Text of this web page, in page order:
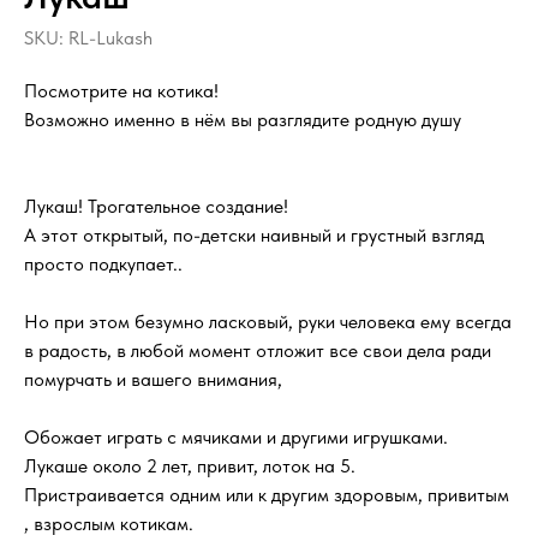
SKU: RL-Lukash
Посмотрите на котика!
Возможно именно в нём вы разглядите родную душу
Лукаш! Трогательное создание!
А этот открытый, по-детски наивный и грустный взгляд
просто подкупает..
Но при этом безумно ласковый, руки человека ему всегда
в радость, в любой момент отложит все свои дела ради
помурчать и вашего внимания,
Обожает играть с мячиками и другими игрушками.
Лукаше около 2 лет, привит, лоток на 5.
Пристраивается одним или к другим здоровым, привитым
, взрослым котикам.